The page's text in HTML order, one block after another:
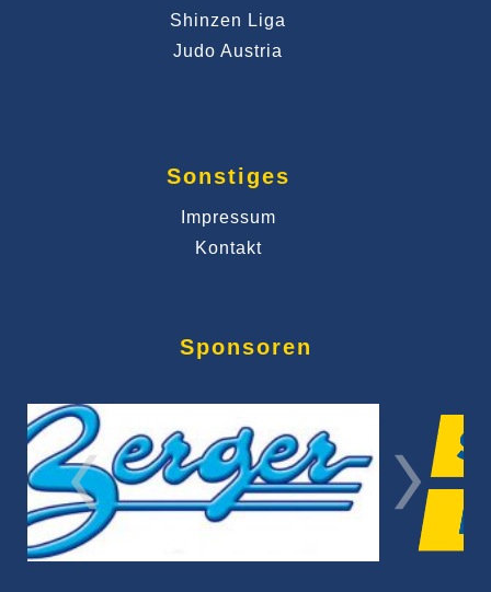
Shinzen Liga
Judo Austria
Sonstiges
Impressum
Kontakt
Sponsoren